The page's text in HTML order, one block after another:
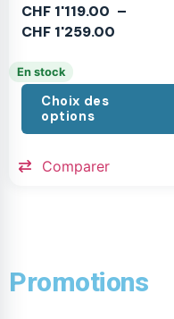
CHF 1'119.00 –
CHF 1'259.00
En stock
Choix des
options
Comparer
Promotions